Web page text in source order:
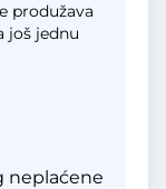
produžava
još jednu
neplaćene